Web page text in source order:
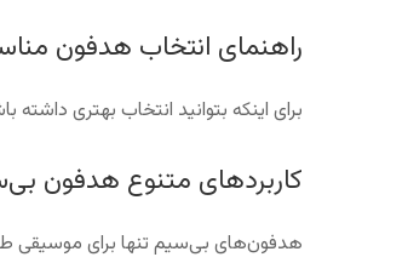
راهنمای انتخاب هدفون
برای اینکه بتوانید انتخاب بهتری
کاربردهای متنوع هدفون
هدفون‌های بی‌سیم تنها برای موسیقی